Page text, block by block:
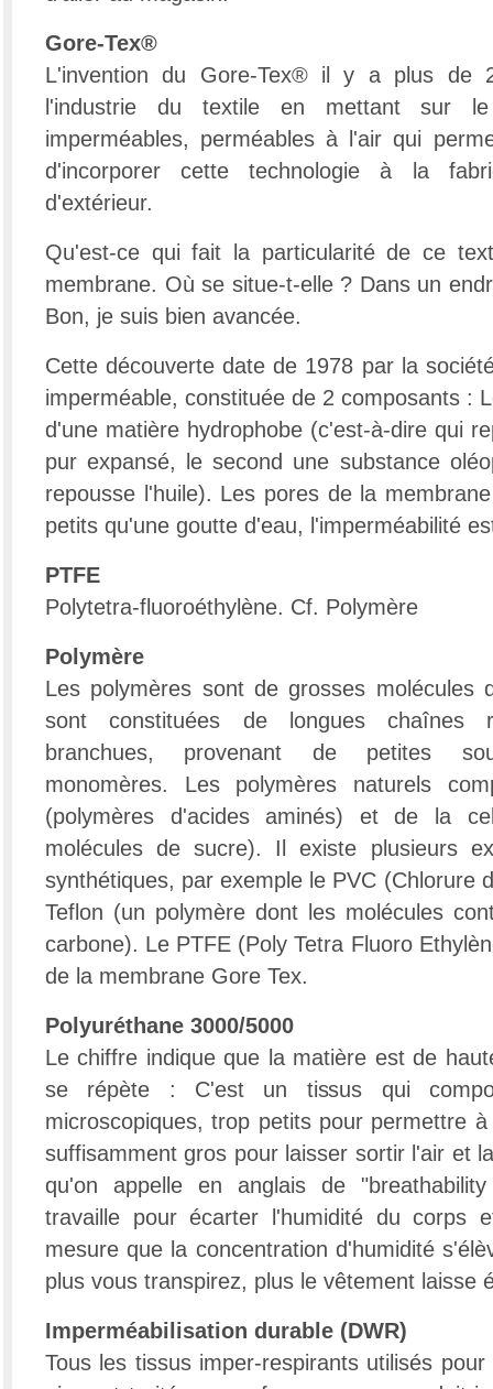
Gore-Tex®
L'invention du Gore-Tex® il y a plus de
l'industrie du textile en mettant sur
imperméables, perméables à l'air qui
d'incorporer cette technologie à la
d'extérieur.
Qu'est-ce qui fait la particularité de ce
membrane. Où se situe-t-elle ? Dans un
Bon, je suis bien avancée.
Cette découverte date de 1978 par la
imperméable, constituée de 2 composants :
d'une matière hydrophobe (c'est-à-dire qui
pur expansé, le second une substance
repousse l'huile). Les pores de la
petits qu'une goutte d'eau, l'imperméabilité
PTFE
Polytetra-fluoroéthylène. Cf. Polymère
Polymère
Les polymères sont de grosses molécules
sont constituées de longues chaînes
branchues, provenant de petites
monomères. Les polymères naturels
(polymères d'acides aminés) et de la
molécules de sucre). Il existe plusieurs
synthétiques, par exemple le PVC (Chlorure
Teflon (un polymère dont les molécules
carbone). Le PTFE (Poly Tetra Fluoro
de la membrane Gore Tex.
Polyuréthane 3000/5000
Le chiffre indique que la matière est de
se répète : C'est un tissus qui
microscopiques, trop petits pour permettre
suffisamment gros pour laisser sortir l'air et
qu'on appelle en anglais de
travaille pour écarter l'humidité du corps
mesure que la concentration d'humidité
plus vous transpirez, plus le vêtement laisse
Imperméabilisation durable (DWR)
Tous les tissus imper-respirants utilisés